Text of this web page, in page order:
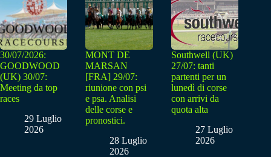
30/07/2026:
GOODWOOD
(UK) 30/07:
Meeting da top
races
29 Luglio
2026
MONT DE
MARSAN
[FRA] 29/07:
riunione con psi
e psa. Analisi
delle corse e
pronostici.
28 Luglio
2026
Southwell (UK)
27/07: tanti
partenti per un
lunedì di corse
con arrivi da
quota alta
27 Luglio
2026